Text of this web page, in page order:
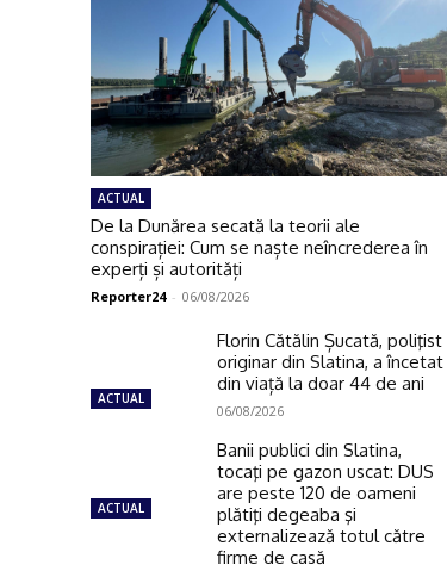
ACTUAL
De la Dunărea secată la teorii ale
conspirației: Cum se naște neîncrederea în
experți și autorități
Reporter24 - 06/08/2026
ACTUAL
Florin Cătălin Șucată, poliţist
originar din Slatina, a încetat
din viață la doar 44 de ani
06/08/2026
ACTUAL
Banii publici din Slatina,
tocaţi pe gazon uscat: DUS
are peste 120 de oameni
plătiţi degeaba şi
externalizează totul către
firme de casă